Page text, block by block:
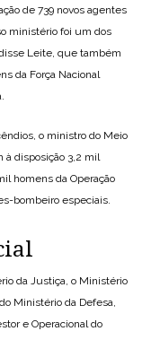
de 739 novos agentes
ministério foi um dos
Leite, que também
da Força Nacional
o ministro do Meio
disposição 3,2 mil
homens da Operação
bombeiro especiais.
da Justiça, o Ministério
Ministério da Defesa,
e Operacional do